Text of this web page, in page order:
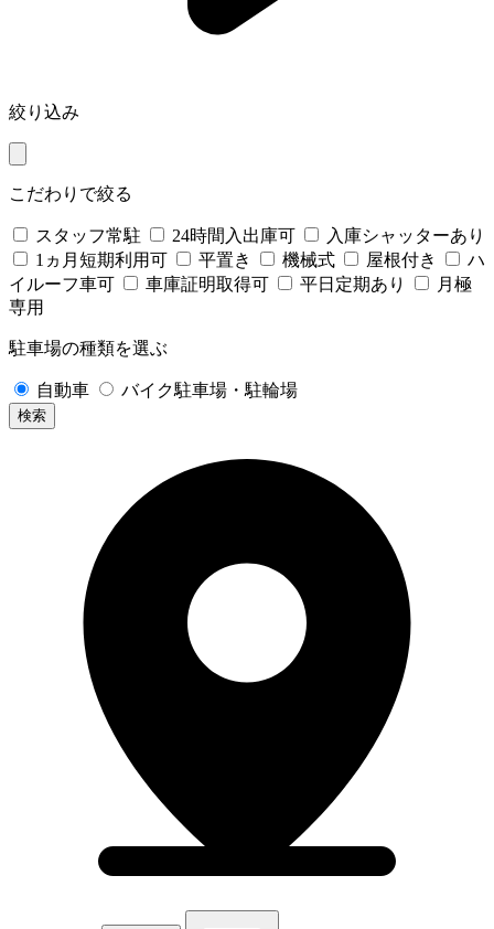
絞り込み
こだわりで絞る
スタッフ常駐 24時間入出庫可
入庫シャッターあり
1ヵ月短期利用可
平置き 機械式 屋根付き
ハ
イルーフ車可
車庫証明取得可 平日定期あり
月極
専用
駐車場の種類を選ぶ
自動車 バイク駐車場・駐輪場
検索